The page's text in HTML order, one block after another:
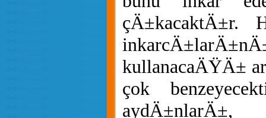
çÄ±kacaktÄ±r.
kullanacaÄŸÄ±
çok